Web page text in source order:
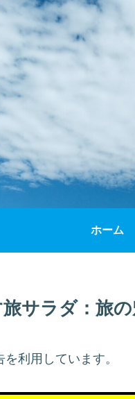
ホーム
サラダ：旅
利用しています。